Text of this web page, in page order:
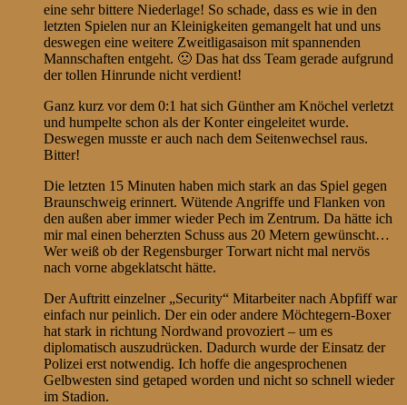
eine sehr bittere Niederlage! So schade, dass es wie in den
letzten Spielen nur an Kleinigkeiten gemangelt hat und uns
deswegen eine weitere Zweitligasaison mit spannenden
Mannschaften entgeht. 🙁 Das hat dss Team gerade aufgrund
der tollen Hinrunde nicht verdient!
Ganz kurz vor dem 0:1 hat sich Günther am Knöchel verletzt
und humpelte schon als der Konter eingeleitet wurde.
Deswegen musste er auch nach dem Seitenwechsel raus.
Bitter!
Die letzten 15 Minuten haben mich stark an das Spiel gegen
Braunschweig erinnert. Wütende Angriffe und Flanken von
den außen aber immer wieder Pech im Zentrum. Da hätte ich
mir mal einen beherzten Schuss aus 20 Metern gewünscht…
Wer weiß ob der Regensburger Torwart nicht mal nervös
nach vorne abgeklatscht hätte.
Der Auftritt einzelner „Security“ Mitarbeiter nach Abpfiff war
einfach nur peinlich. Der ein oder andere Möchtegern-Boxer
hat stark in richtung Nordwand provoziert – um es
diplomatisch auszudrücken. Dadurch wurde der Einsatz der
Polizei erst notwendig. Ich hoffe die angesprochenen
Gelbwesten sind getaped worden und nicht so schnell wieder
im Stadion.